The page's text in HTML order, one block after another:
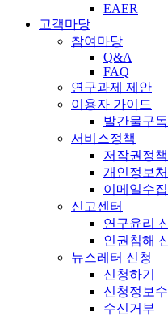
EAER
고객마당
참여마당
Q&A
FAQ
연구과제 제안
이용자 가이드
발간물구
서비스정책
저작권정책
개인정보
이메일수
신고센터
연구윤리
인권침해
뉴스레터 신청
신청하기
신청정보
수신거부